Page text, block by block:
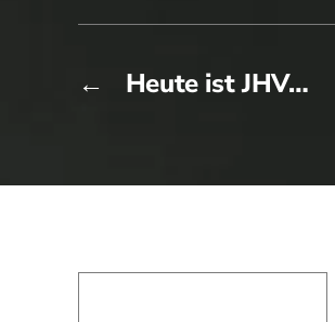
← Heute ist JHV…